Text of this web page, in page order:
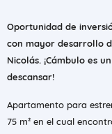
Oportunidad de
con mayor desarrollo
Nicolás. ¡Cámbulo es
descansar!
Apartamento para
75 m² en el cual